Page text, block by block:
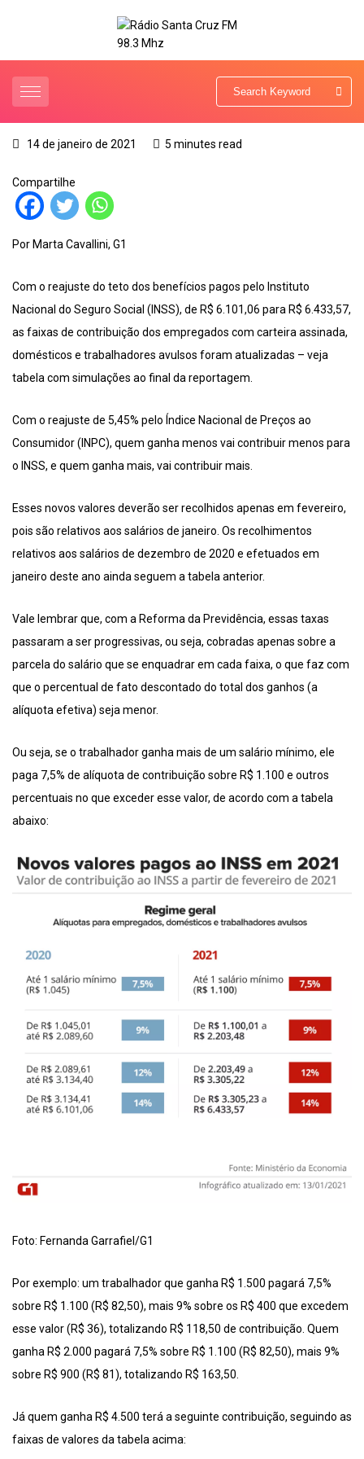
14 de janeiro de 2021 5 minutes read
Compartilhe
Por Marta Cavallini, G1
Com o reajuste do teto dos benefícios pagos pelo Instituto
Nacional do Seguro Social (INSS), de R$ 6.101,06 para R$ 6.433,57,
as faixas de contribuição dos empregados com carteira assinada,
domésticos e trabalhadores avulsos foram atualizadas – veja
tabela com simulações ao final da reportagem.
Com o reajuste de 5,45% pelo Índice Nacional de Preços ao
Consumidor (INPC), quem ganha menos vai contribuir menos para
o INSS, e quem ganha mais, vai contribuir mais.
Esses novos valores deverão ser recolhidos apenas em fevereiro,
pois são relativos aos salários de janeiro. Os recolhimentos
relativos aos salários de dezembro de 2020 e efetuados em
janeiro deste ano ainda seguem a tabela anterior.
Vale lembrar que, com a Reforma da Previdência, essas taxas
passaram a ser progressivas, ou seja, cobradas apenas sobre a
parcela do salário que se enquadrar em cada faixa, o que faz com
que o percentual de fato descontado do total dos ganhos (a
alíquota efetiva) seja menor.
Ou seja, se o trabalhador ganha mais de um salário mínimo, ele
paga 7,5% de alíquota de contribuição sobre R$ 1.100 e outros
percentuais no que exceder esse valor, de acordo com a tabela
abaixo:
Foto: Fernanda Garrafiel/G1
Por exemplo: um trabalhador que ganha R$ 1.500 pagará 7,5%
sobre R$ 1.100 (R$ 82,50), mais 9% sobre os R$ 400 que excedem
esse valor (R$ 36), totalizando R$ 118,50 de contribuição. Quem
ganha R$ 2.000 pagará 7,5% sobre R$ 1.100 (R$ 82,50), mais 9%
sobre R$ 900 (R$ 81), totalizando R$ 163,50.
Já quem ganha R$ 4.500 terá a seguinte contribuição, seguindo as
faixas de valores da tabela acima: